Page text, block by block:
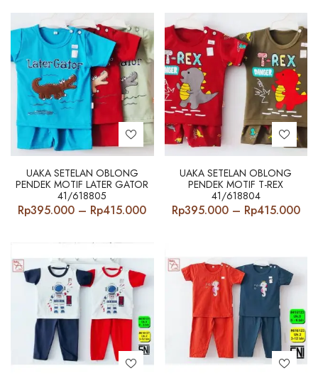
through
Rp415.000
UAKA SETELAN OBLONG
PENDEK MOTIF LATER GATOR
41/618805
Rp395.000 – Rp415.000Price
range:
Rp415.000
UAKA SETELAN OBLONG
PENDEK MOTIF T-REX
41/618804
Rp395.000 – Rp415.000